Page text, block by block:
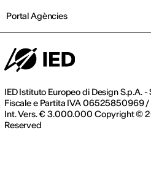
IED Istituto Europeo di Design S.p.A.
Fiscale e Partita IVA 06525850969 /
Int. Vers. € 3.000.000 Copyright ©
Reserved
Portal Agències